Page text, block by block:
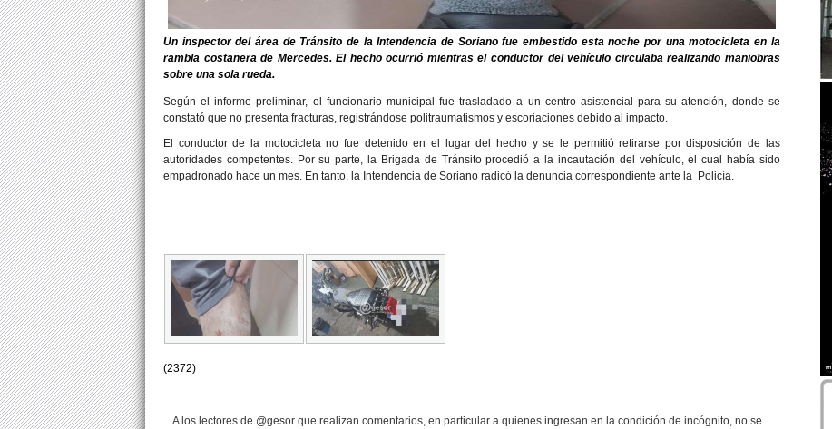
Un inspector del área de Tránsito de la Intendencia de Soriano fue embestido esta noche por una motocicleta en la
rambla costanera de Mercedes. El hecho ocurrió mientras el conductor del vehículo circulaba realizando maniobras
sobre una sola rueda.
Según el informe preliminar, el funcionario municipal fue trasladado a un centro asistencial para su atención, donde se
constató que no presenta fracturas, registrándose politraumatismos y escoriaciones debido al impacto.
El conductor de la motocicleta no fue detenido en el lugar del hecho y se le permitió retirarse por disposición de las
autoridades competentes. Por su parte, la Brigada de Tránsito procedió a la incautación del vehículo, el cual había sido
empadronado hace un mes. En tanto, la Intendencia de Soriano radicó la denuncia correspondiente ante la Policía.
(2372)
A los lectores de @gesor que realizan comentarios, en particular a quienes ingresan en la condición de incógnito, no se